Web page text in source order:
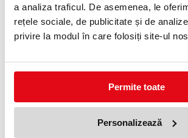
a analiza traficul. De asemenea, le
rețele sociale, de publicitate și de
privire la modul în care folosiți site-ul
Permite toate
Personalizează
NOUTATI
OFERTE